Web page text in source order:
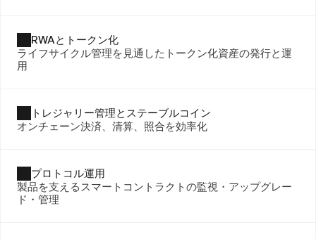
RWAとトークン化
ライフサイクル管理を見通したトークン化資産の発行と運
用
トレジャリー管理とステーブルコイン
オンチェーン決済、清算、照合を効率化
プロトコル運用
製品を支えるスマートコントラクトの監視・アップグレー
ド・管理